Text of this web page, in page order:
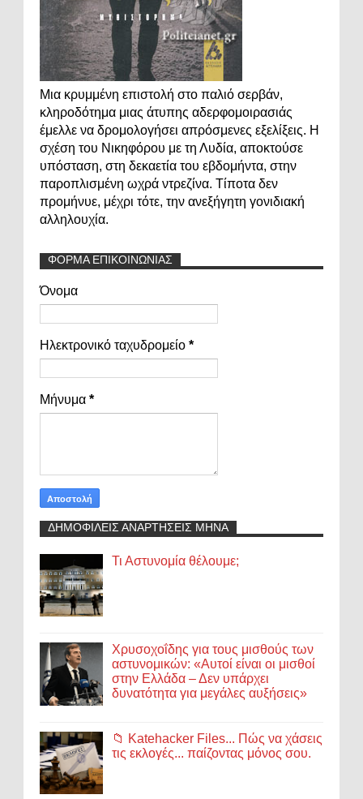
Μια κρυμμένη επιστολή στο παλιό σερβάν,
κληροδότημα μιας άτυπης αδερφομοιρασιάς
έμελλε να δρομολογήσει απρόσμενες εξελίξεις. Η
σχέση του Νικηφόρου με τη Λυδία, αποκτούσε
υπόσταση, στη δεκαετία του εβδομήντα, στην
παροπλισμένη ωχρά ντρεζίνα. Τίποτα δεν
προμήνυε, μέχρι τότε, την ανεξήγητη γονιδιακή
αλληλουχία.
ΦΟΡΜΑ ΕΠΙΚΟΙΝΩΝΙΑΣ
Όνομα
Ηλεκτρονικό ταχυδρομείο *
Μήνυμα *
ΔΗΜΟΦΙΛΕΙΣ ΑΝΑΡΤΗΣΕΙΣ ΜΗΝΑ
Τι Αστυνομία θέλουμε;
Χρυσοχοΐδης για τους μισθούς των
αστυνομικών: «Αυτοί είναι οι μισθοί
στην Ελλάδα – Δεν υπάρχει
δυνατότητα για μεγάλες αυξήσεις»
📁 Katehacker Files... Πώς να χάσεις
τις εκλογές... παίζοντας μόνος σου.